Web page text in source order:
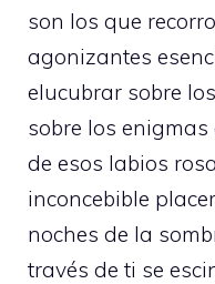
son los que
agonizantes
elucubrar sobre
sobre los
de esos labios
inconcebible
noches de la
través de ti se